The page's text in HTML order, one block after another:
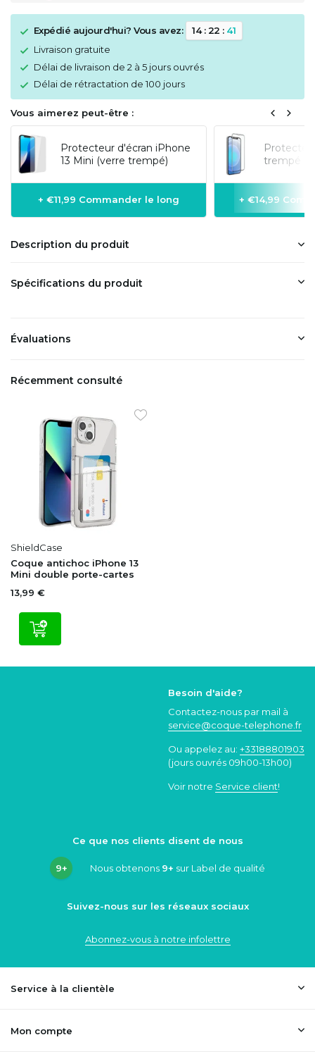
Expédié aujourd'hui? Vous avez: 14:22: 40
Livraison gratuite
Délai de livraison de 2 à 5 jours ouvrés
Délai de rétractation de 100 jours
Vous aimerez peut-être :
Protecteur d'écran iPhone
13 Mini (verre trempé)
+ €11,99 Commander le long
trempé
+ €14,99
Description du produit
Spécifications du produit
Évaluations
Récemment consulté
ShieldCase
Coque antichoc iPhone 13
Mini double porte-cartes
13,99 €
Besoin d'aide?
Contactez-nous par mail à
service@coque-telephone.fr
Ou appelez au: +33188801903
(jours ouvrés 09h00-13h00)
Voir notre Service client!
Ce que nos clients disent de nous
9+ Nous obtenons 9+ sur Label de qualité
Suivez-nous sur les réseaux sociaux
Abonnez-vous à notre infolettre
Service à la clientèle
Mon compte